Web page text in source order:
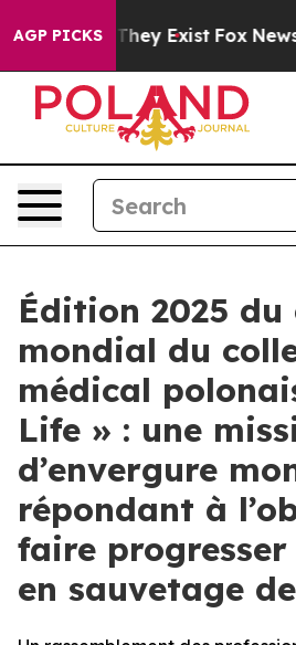
AGP PICKS
Proof They Exist Fox News
Édition 2025 du
mondial du
médical
Life » : une
d’envergure
répondant à
faire progresser
en sauvetage